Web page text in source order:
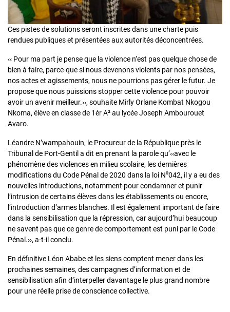
Ces pistes de solutions seront inscrites dans une charte puis
rendues publiques et présentées aux autorités déconcentrées.
‹‹ Pour ma part je pense que la violence n’est pas quelque chose de
bien à faire, parce-que si nous devenons violents par nos pensées,
nos actes et agissements, nous ne pourrions pas gérer le futur. Je
propose que nous puissions stopper cette violence pour pouvoir
avoir un avenir meilleur.››, souhaite Mirly Orlane Kombat Nkogou
Nkoma, élève en classe de 1ér A² au lycée Joseph Ambourouet
Avaro.
Léandre N’wampahouin, le Procureur de la République près le
Tribunal de Port-Gentil a dit en prenant la parole qu’‹‹avec le
phénomène des violences en milieu scolaire, les dernières
modifications du Code Pénal de 2020 dans la loi N⁰042, il y a eu des
nouvelles introductions, notamment pour condamner et punir
l’intrusion de certains élèves dans les établissements ou encore,
l’introduction d’armes blanches. Il est également important de faire
dans la sensibilisation que la répression, car aujourd’hui beaucoup
ne savent pas que ce genre de comportement est puni par le Code
Pénal.››, a-t-il conclu.
En définitive Léon Ababe et les siens comptent mener dans les
prochaines semaines, des campagnes d’information et de
sensibilisation afin d’interpeller davantage le plus grand nombre
pour une réelle prise de conscience collective.